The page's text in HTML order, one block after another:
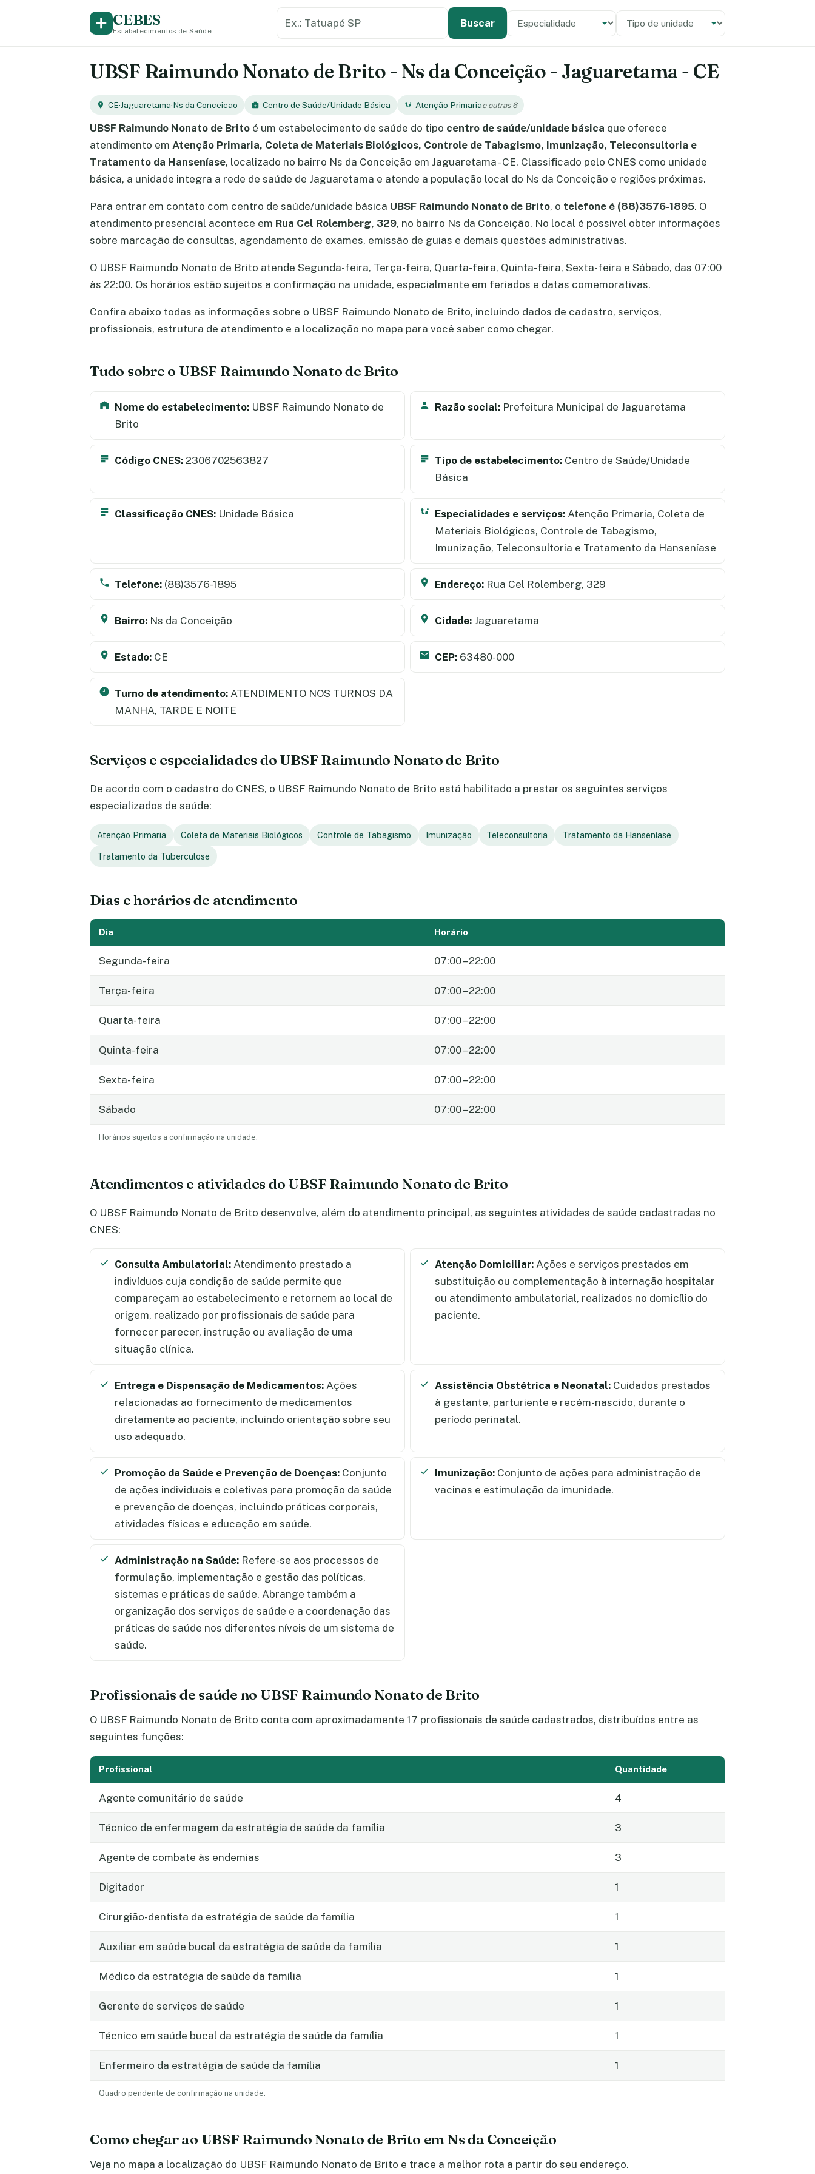
CEBES
Estabelecimentos de Saúde
Buscar Especialidade
Tipo de unidade
UBSF Raimundo Nonato de Brito - Ns da Conceição - Jaguaretama - CE
CE·Jaguaretama·Ns da Conceicao Centro de Saúde/Unidade Básica Atenção Primariae outras 6
UBSF Raimundo Nonato de Brito é um estabelecimento de saúde do tipo centro de saúde/unidade básica que oferece
atendimento em Atenção Primaria, Coleta de Materiais Biológicos, Controle de Tabagismo, Imunização, Teleconsultoria e
Tratamento da Hanseníase, localizado no bairro Ns da Conceição em Jaguaretama - CE. Classificado pelo CNES como unidade
básica, a unidade integra a rede de saúde de Jaguaretama e atende a população local do Ns da Conceição e regiões próximas.
Para entrar em contato com centro de saúde/unidade básica UBSF Raimundo Nonato de Brito, o telefone é (88)3576-1895. O
atendimento presencial acontece em Rua Cel Rolemberg, 329, no bairro Ns da Conceição. No local é possível obter informações
sobre marcação de consultas, agendamento de exames, emissão de guias e demais questões administrativas.
O UBSF Raimundo Nonato de Brito atende Segunda-feira, Terça-feira, Quarta-feira, Quinta-feira, Sexta-feira e Sábado, das 07:00
às 22:00. Os horários estão sujeitos a confirmação na unidade, especialmente em feriados e datas comemorativas.
Confira abaixo todas as informações sobre o UBSF Raimundo Nonato de Brito, incluindo dados de cadastro, serviços,
profissionais, estrutura de atendimento e a localização no mapa para você saber como chegar.
Tudo sobre o UBSF Raimundo Nonato de Brito
Nome do estabelecimento: UBSF Raimundo Nonato de
Brito
Razão social: Prefeitura Municipal de Jaguaretama
Código CNES: 2306702563827 Tipo de estabelecimento: Centro de Saúde/Unidade
Básica
Classificação CNES: Unidade Básica Especialidades e serviços: Atenção Primaria, Coleta de
Materiais Biológicos, Controle de Tabagismo,
Imunização, Teleconsultoria e Tratamento da Hanseníase
Telefone: (88)3576-1895 Endereço: Rua Cel Rolemberg, 329
Bairro: Ns da Conceição Cidade: Jaguaretama
Estado: CE CEP: 63480-000
Turno de atendimento: ATENDIMENTO NOS TURNOS DA
MANHA, TARDE E NOITE
Serviços e especialidades do UBSF Raimundo Nonato de Brito
De acordo com o cadastro do CNES, o UBSF Raimundo Nonato de Brito está habilitado a prestar os seguintes serviços
especializados de saúde:
Atenção Primaria Coleta de Materiais Biológicos Controle de Tabagismo Imunização Teleconsultoria Tratamento da Hanseníase
Tratamento da Tuberculose
Dias e horários de atendimento
Dia Horário
Segunda-feira 07:00 – 22:00
Terça-feira 07:00 – 22:00
Quarta-feira 07:00 – 22:00
Quinta-feira 07:00 – 22:00
Sexta-feira 07:00 – 22:00
Sábado 07:00 – 22:00
Horários sujeitos a confirmação na unidade.
Atendimentos e atividades do UBSF Raimundo Nonato de Brito
O UBSF Raimundo Nonato de Brito desenvolve, além do atendimento principal, as seguintes atividades de saúde cadastradas no
CNES:
Consulta Ambulatorial: Atendimento prestado a
indivíduos cuja condição de saúde permite que
compareçam ao estabelecimento e retornem ao local de
origem, realizado por profissionais de saúde para
fornecer parecer, instrução ou avaliação de uma
situação clínica.
Atenção Domiciliar: Ações e serviços prestados em
substituição ou complementação à internação hospitalar
ou atendimento ambulatorial, realizados no domicílio do
paciente.
Entrega e Dispensação de Medicamentos: Ações
relacionadas ao fornecimento de medicamentos
diretamente ao paciente, incluindo orientação sobre seu
uso adequado.
Assistência Obstétrica e Neonatal: Cuidados prestados
à gestante, parturiente e recém-nascido, durante o
período perinatal.
Promoção da Saúde e Prevenção de Doenças: Conjunto
de ações individuais e coletivas para promoção da saúde
e prevenção de doenças, incluindo práticas corporais,
atividades físicas e educação em saúde.
Imunização: Conjunto de ações para administração de
vacinas e estimulação da imunidade.
Administração na Saúde: Refere-se aos processos de
formulação, implementação e gestão das políticas,
sistemas e práticas de saúde. Abrange também a
organização dos serviços de saúde e a coordenação das
práticas de saúde nos diferentes níveis de um sistema de
saúde.
Profissionais de saúde no UBSF Raimundo Nonato de Brito
O UBSF Raimundo Nonato de Brito conta com aproximadamente 17 profissionais de saúde cadastrados, distribuídos entre as
seguintes funções:
Profissional Quantidade
Agente comunitário de saúde 4
Técnico de enfermagem da estratégia de saúde da família 3
Agente de combate às endemias 3
Digitador 1
Cirurgião-dentista da estratégia de saúde da família 1
Auxiliar em saúde bucal da estratégia de saúde da família 1
Médico da estratégia de saúde da família 1
Gerente de serviços de saúde 1
Técnico em saúde bucal da estratégia de saúde da família 1
Enfermeiro da estratégia de saúde da família 1
Quadro pendente de confirmação na unidade.
Como chegar ao UBSF Raimundo Nonato de Brito em Ns da Conceição
Veja no mapa a localização do UBSF Raimundo Nonato de Brito e trace a melhor rota a partir do seu endereço.